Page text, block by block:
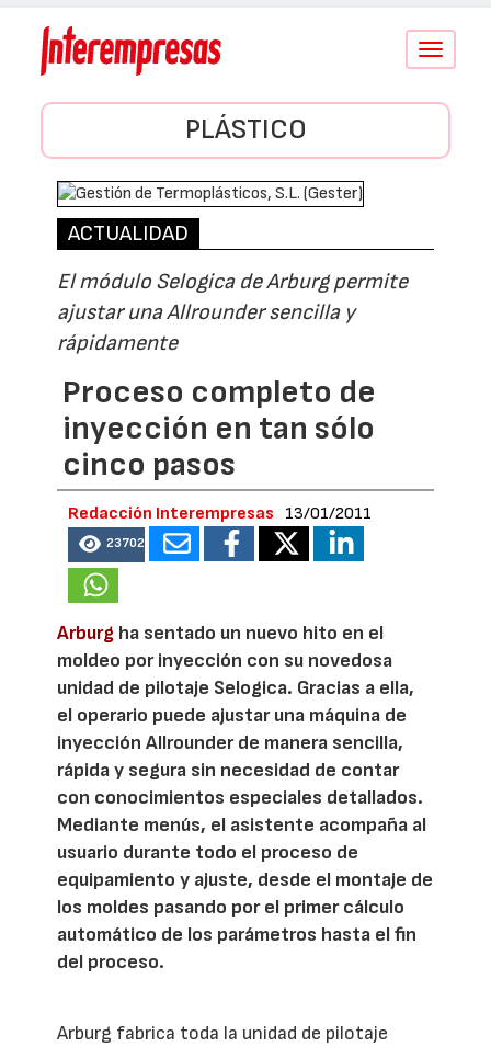
Conmutar
PLÁSTICO
ACTUALIDAD
El módulo Selogica de Arburg permite
ajustar una Allrounder sencilla y
rápidamente
Proceso completo de
inyección en tan sólo
cinco pasos
Redacción Interempresas 13/01/2011
23702
Arburg ha sentado un nuevo hito en el
moldeo por inyección con su novedosa
unidad de pilotaje Selogica. Gracias a ella,
el operario puede ajustar una máquina de
inyección Allrounder de manera sencilla,
rápida y segura sin necesidad de contar
con conocimientos especiales detallados.
Mediante menús, el asistente acompaña al
usuario durante todo el proceso de
equipamiento y ajuste, desde el montaje de
los moldes pasando por el primer cálculo
automático de los parámetros hasta el fin
del proceso.
Arburg fabrica toda la unidad de pilotaje